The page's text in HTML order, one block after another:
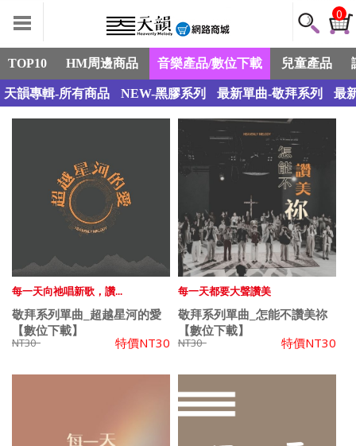
0
TOP10 HM周邊商品 音樂產品/數位下載 兒童產品
天韻專輯-所有商品 NEW-黑膠系列 最新單曲-敬拜系列 最
每一天向祂唱新歌，讚...
敬拜系列單曲_超越星河的愛
【數位下載】
NT30 特價NT30
每一天都要大聲讚美
敬拜系列單曲_怎能不讚美祢
【數位下載】
NT30 特價NT30